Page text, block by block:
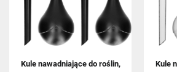
Kule nawadniające do roślin,
Kule